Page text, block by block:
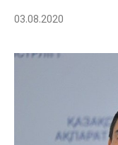
03.08.2020